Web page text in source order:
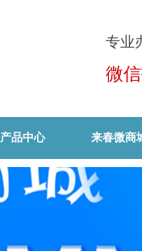
专业
微
产品中心 来春微商